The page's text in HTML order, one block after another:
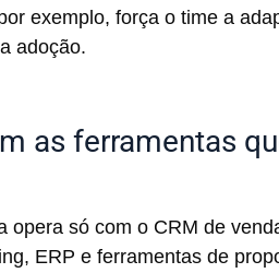
exemplo, força o time a
adoção.
as ferramentas
opera só com o CRM de
ERP e ferramentas de